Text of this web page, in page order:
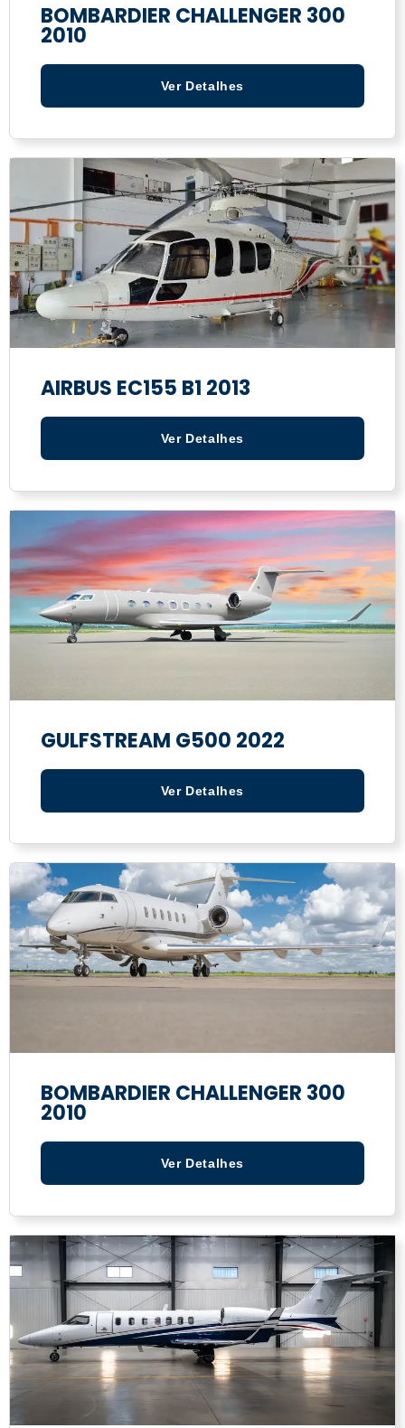
BOMBARDIER CHALLENGER 300
2010
Ver Detalhes
AIRBUS EC155 B1 2013
Ver Detalhes
GULFSTREAM G500 2022
Ver Detalhes
BOMBARDIER CHALLENGER 300
2010
Ver Detalhes